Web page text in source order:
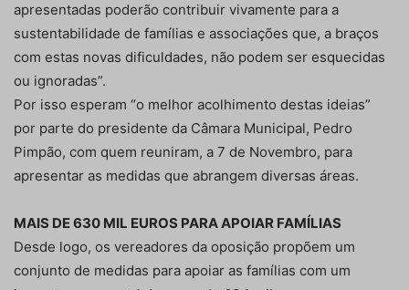
apresentadas poderão contribuir vivamente para a
sustentabilidade de famílias e associações que, a braços
com estas novas dificuldades, não podem ser esquecidas
ou ignoradas”.
Por isso esperam “o melhor acolhimento destas ideias”
por parte do presidente da Câmara Municipal, Pedro
Pimpão, com quem reuniram, a 7 de Novembro, para
apresentar as medidas que abrangem diversas áreas.
MAIS DE 630 MIL EUROS PARA APOIAR FAMÍLIAS
Desde logo, os vereadores da oposição propõem um
conjunto de medidas para apoiar as famílias com um